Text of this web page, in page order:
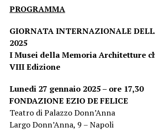
PROGRAMMA
GIORNATA INTERNAZIONALE
2025
I Musei della Memoria Architetture
VIII Edizione
Lunedi 27 gennaio 2025– ore 17,30
FONDAZIONE EZIO DE FELICE
Teatro di Palazzo Donn’Anna
Largo Donn’Anna, 9 – Napoli